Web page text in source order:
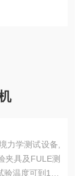
力学测试设备,
夹具及FULE测
温度可到120